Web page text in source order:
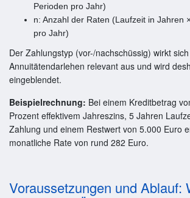
Perioden pro Jahr)
n: Anzahl der Raten (Laufzeit in Jahren
pro Jahr)
Der Zahlungstyp (vor-/nachschüssig) wirkt
Annuitätendarlehen relevant aus und wird
eingeblendet.
Beispielrechnung: Bei einem Kreditbetrag
Prozent effektivem Jahreszins, 5 Jahren
Zahlung und einem Restwert von 5.000 Euro
monatliche Rate von rund 282 Euro.
Voraussetzungen und Ablauf: